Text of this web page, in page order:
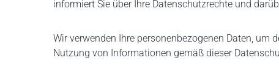
informiert Sie über Ihre Datenschutzrechte und
Wir verwenden Ihre personenbezogenen Daten, um
Nutzung von Informationen gemäß dieser